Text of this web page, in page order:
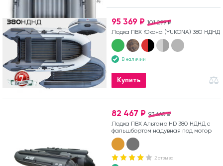
101 299 ₽
95 369 ₽
Лодка ПВХ Юкона (YUKONA) 380 НДНД
В наличии
Купить
93 660 ₽
82 467 ₽
Лодка ПВХ Альтаир HD 380 НДНД с
фальшбортом надувная под мотор
2 отзыва